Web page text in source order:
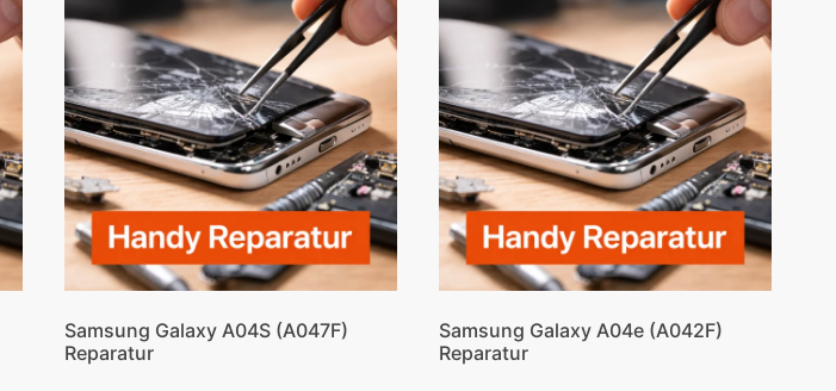
Samsung Galaxy A04S (A047F)
Reparatur
Samsung Galaxy A04e (A042F)
Reparatur